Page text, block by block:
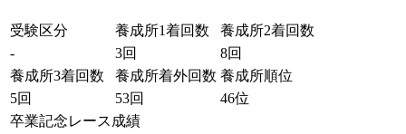
受験区分 養成所1着回数
養成所2着回数
-
3回
8回
養成所3着回数
養成所着外回数 養成所順位
5回
53回
46位
卒業記念レース成績